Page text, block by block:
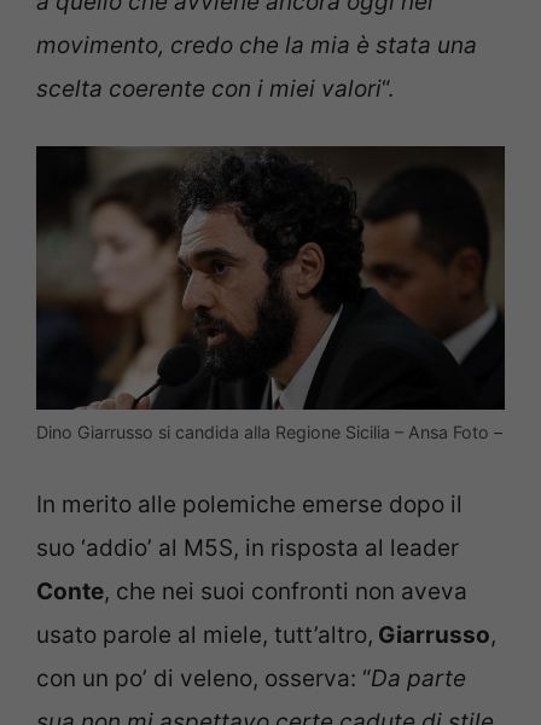
movimento, credo che la mia è stata una
scelta coerente con i miei valori“.
Dino Giarrusso si candida alla Regione Sicilia – Ansa Foto –
In merito alle polemiche emerse dopo il
suo ‘addio’ al M5S, in risposta al leader
Conte, che nei suoi confronti non aveva
usato parole al miele, tutt’altro, Giarrusso,
con un po’ di veleno, osserva: “Da parte